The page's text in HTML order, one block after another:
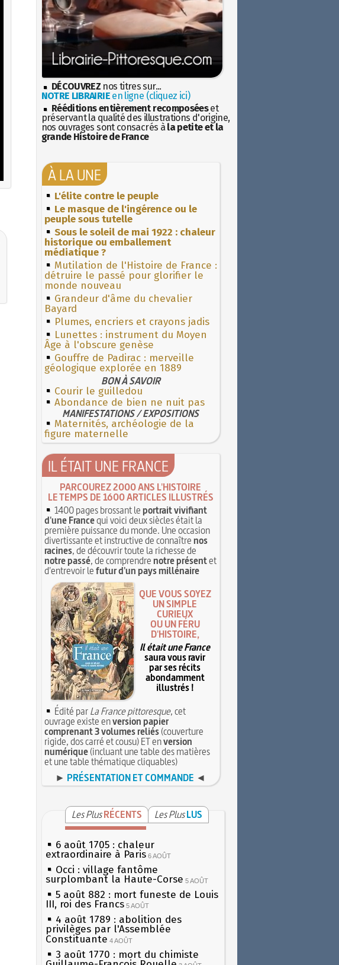
DÉCOUVREZ nos titres sur...
NOTRE LIBRAIRIEen ligne (cliquez ici)
Rééditions entièrement recomposéeset
préservant la qualité des illustrations d'origine,
nos ouvrages sont consacrés à la petite et la
grande Histoire de France
À LA UNE
L'élite contre le peuple
Le masque de l'ingérence ou le
peuple sous tutelle
Sous le soleil de mai 1922 : chaleur
historique ou emballement
médiatique ?
Mutilation de l'Histoire de France :
détruire le passé pour glorifier le
monde nouveau
Grandeur d'âme du chevalier
Bayard
Plumes, encriers et crayons jadis
Lunettes : instrument du Moyen
Âge à l'obscure genèse
Gouffre de Padirac : merveille
géologique explorée en 1889
BON À SAVOIR
Courir le guilledou
Abondance de bien ne nuit pas
MANIFESTATIONS / EXPOSITIONS
Maternités, archéologie de la
figure maternelle
IL ÉTAIT UNE FRANCE
PARCOUREZ 2000 ANS L'HISTOIRE
LE TEMPS DE 1600 ARTICLES ILLUSTRÉS
1400 pages brossant leportrait vivifiant
d'une Francequi voici deux siècles était la
première puissance du monde. Une occasion
divertissante et instructive de connaîtrenos
racines, de découvrir toute la richesse de
notre passé, de comprendrenotre présentet
d'entrevoir lefutur d'un pays millénaire
QUE VOUS SOYEZ
UN SIMPLE
CURIEUX
OU UN FÉRU
D'HISTOIRE,
Il était une France
saura vous ravir
par ses récits
abondamment
illustrés !
Édité parLa France pittoresque, cet
ouvrage existe enversion papier
comprenant 3 volumes reliés(couverture
rigide, dos carré et cousu) ET enversion
numérique(incluant une table des matières
et une table thématique cliquables)
► PRÉSENTATION ET COMMANDE ◄
Les Plus RÉCENTS Les Plus LUS
6 août 1705 : chaleur
extraordinaire à Paris 6 AOÛT
Occi : village fantôme
surplombant la Haute-Corse 5 AOÛT
5 août 882 : mort funeste de Louis
III, roi des Francs 5 AOÛT
4 août 1789 : abolition des
privilèges par l'Assemblée
Constituante 4 AOÛT
3 août 1770 : mort du chimiste